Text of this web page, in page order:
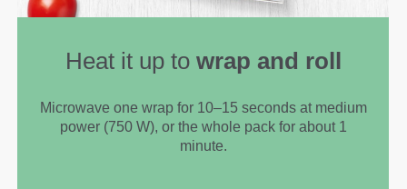
Heat it up to wrap and roll
Microwave one wrap for 10–15 seconds at medium
power (750 W), or the whole pack for about 1
minute.